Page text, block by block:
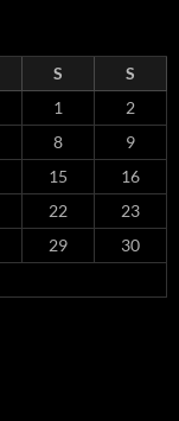
S
S
1
2
8
9
15
16
22
23
29
30